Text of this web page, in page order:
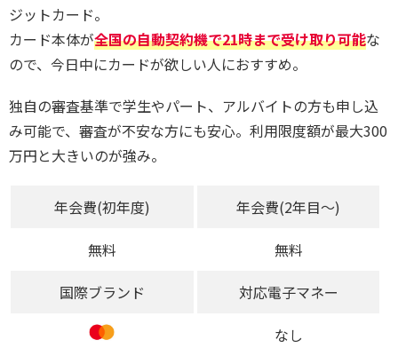
ジットカード。
カード本体が全国の自動契約機で21時まで受け取り可能な
ので、今日中にカードが欲しい人におすすめ。
独自の審査基準で学生やパート、アルバイトの方も申し込
み可能で、審査が不安な方にも安心。利用限度額が最大300
万円と大きいのが強み。
年会費(初年度)
無料
年会費(2年目～)
無料
国際ブランド
対応電子マネー
なし